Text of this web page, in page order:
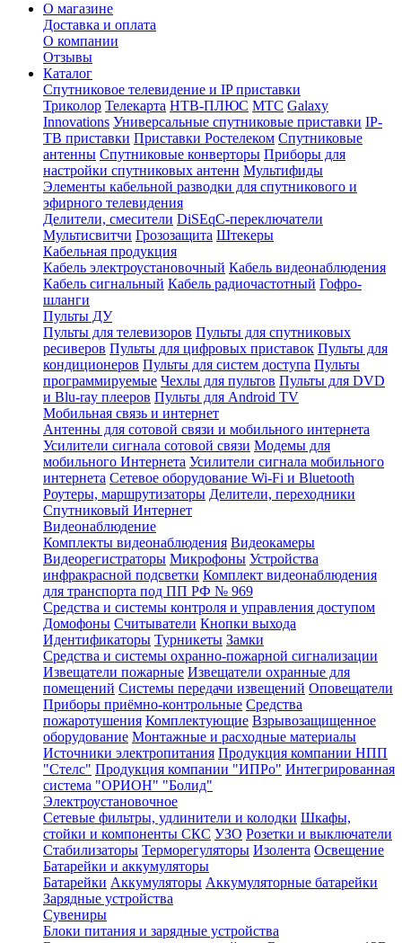
О магазине
Доставка и оплата
О компании
Отзывы
Каталог
Спутниковое телевидение и IP приставки
Триколор Телекарта НТВ-ПЛЮС МТС Galaxy
Innovations Универсальные спутниковые приставки IP-
ТВ приставки Приставки Ростелеком Спутниковые
антенны Спутниковые конверторы Приборы для
настройки спутниковых антенн Мультифиды
Элементы кабельной разводки для спутникового и
эфирного телевидения
Делители, смесители DiSEqC-переключатели
Мультисвитчи Грозозащита Штекеры
Кабельная продукция
Кабель электроустановочный Кабель видеонаблюдения
Кабель сигнальный Кабель радиочастотный Гофро-
шланги
Пульты ДУ
Пульты для телевизоров Пульты для спутниковых
ресиверов Пульты для цифровых приставок Пульты для
кондиционеров Пульты для систем доступа Пульты
программируемые Чехлы для пультов Пульты для DVD
и Blu-ray плееров Пульты для Android TV
Мобильная связь и интернет
Антенны для сотовой связи и мобильного интернета
Усилители сигнала сотовой связи Модемы для
мобильного Интернета Усилители сигнала мобильного
интернета Сетевое оборудование Wi-Fi и Bluetooth
Роутеры, маршрутизаторы Делители, переходники
Спутниковый Интернет
Видеонаблюдение
Комплекты видеонаблюдения Видеокамеры
Видеорегистраторы Микрофоны Устройства
инфракрасной подсветки Комплект видеонаблюдения
для транспорта под ПП РФ № 969
Средства и системы контроля и управления доступом
Домофоны Считыватели Кнопки выхода
Идентификаторы Турникеты Замки
Средства и системы охранно-пожарной сигнализации
Извещатели пожарные Извещатели охранные для
помещений Системы передачи извещений Оповещатели
Приборы приёмно-контрольные Средства
пожаротушения Комплектующие Взрывозащищенное
оборудование Монтажные и расходные материалы
Источники электропитания Продукция компании НПП
"Стелс" Продукция компании "ИПРо" Интегрированная
система "ОРИОН" "Болид"
Электроустановочное
Сетевые фильтры, удлинители и колодки Шкафы,
стойки и компоненты СКС УЗО Розетки и выключатели
Стабилизаторы Терморегуляторы Изолента Освещение
Батарейки и аккумуляторы
Батарейки Аккумуляторы Аккумуляторные батарейки
Зарядные устройства
Сувениры
Блоки питания и зарядные устройства